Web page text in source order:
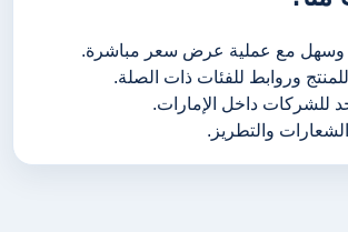
وسهل مع عملية عرض سعر مباشرة.
وروابط للفئات ذات الصلة.
للشركات داخل الإمارات.
والتطريز.